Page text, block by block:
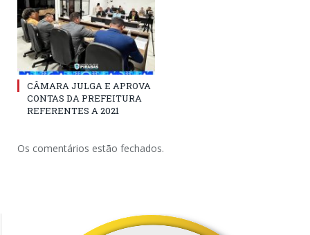
CÂMARA JULGA E APROVA
CONTAS DA PREFEITURA
REFERENTES A 2021
Os comentários estão fechados.